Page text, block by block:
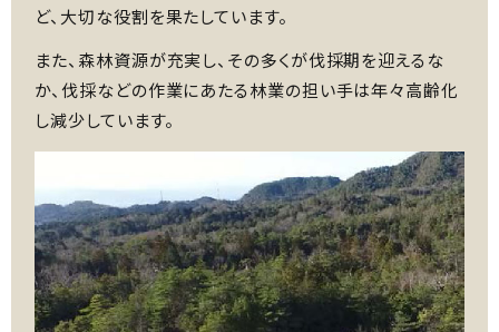
ど、大切な役割を果たしています。
また、森林資源が充実し、その多くが伐採期を迎えるな
か、伐採などの作業にあたる林業の担い手は年々高齢化
し減少しています。